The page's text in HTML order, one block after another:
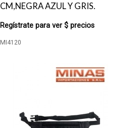
CM,NEGRA AZUL Y GRIS.
Regístrate para ver $ precios
MI4120